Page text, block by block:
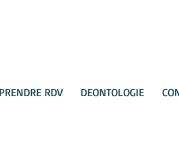
PRENDRE RDV DEONTOLOGIE